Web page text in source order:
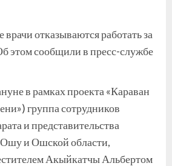
отказываются работать за
этом сообщили в пресс-службе
в рамках проекта «Караван
группа сотрудников
и представительства
и Ошской области,
Акыйкатчы Альбертом